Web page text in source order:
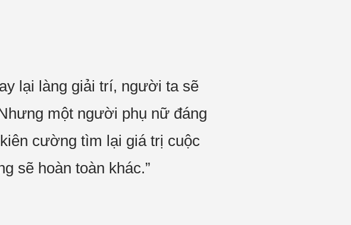
lại làng giải trí, người ta sẽ
một người phụ nữ đáng
cường tìm lại giá trị cuộc
sẽ hoàn toàn khác.”